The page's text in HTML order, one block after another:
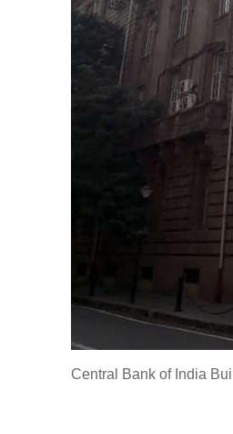
Central Bank of India